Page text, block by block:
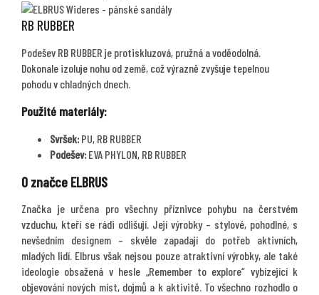
RB RUBBER
Podešev RB RUBBER je protiskluzová, pružná a voděodolná.
Dokonale izoluje nohu od země, což výrazně zvyšuje tepelnou
pohodu v chladných dnech.
Použité materiály:
Svršek:PU, RB RUBBER
Podešev:EVA PHYLON, RB RUBBER
O značce ELBRUS
Značka je určena pro všechny příznivce pohybu na čerstvém
vzduchu, kteří se rádi odlišují. Její výrobky – stylové, pohodlné, s
nevšedním designem – skvěle zapadají do potřeb aktivních,
mladých lidí. Elbrus však nejsou pouze atraktivní výrobky, ale také
ideologie obsažená v hesle „Remember to explore“ vybízející k
objevování nových míst, dojmů a k aktivitě. To všechno rozhodlo o